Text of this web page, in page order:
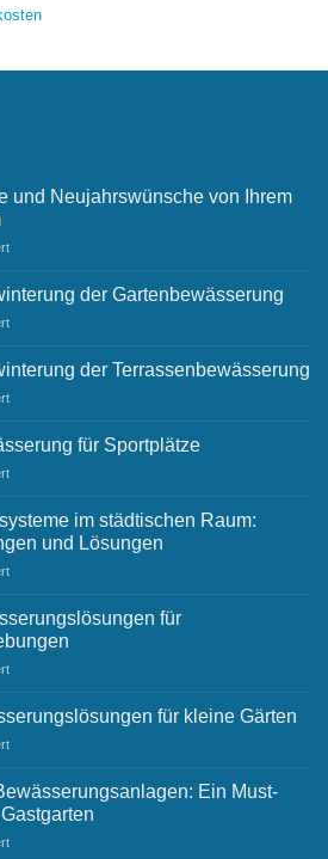
war:
und Neujahrswünsche von Ihrem
für
Grüße
Neujahrswünsche
Ihrem
der Gartenbewässerung
für
Einwinterung
Gartenbewässerung
der Terrassenbewässerung
für
Einwinterung
Terrassenbewässerung
für Sportplätze
für
Bewässerung
für
Sportplätze
im städtischen Raum:
und Lösungen
für
städtischen
Raum:
Herausforderungen
Lösungen
für
für
Bewässerungslösungen
Geschäftsumgebungen
für kleine Gärten
für
Bewässerungslösungen
für
kleine
Gärten
Ein Must-
für